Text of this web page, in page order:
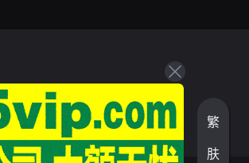
繁
肤